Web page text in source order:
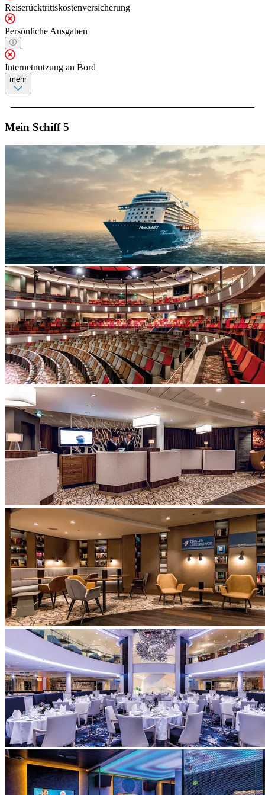
Reiserücktrittskostenversicherung
Persönliche Ausgaben
Internetnutzung an Bord
mehr
Mein Schiff 5